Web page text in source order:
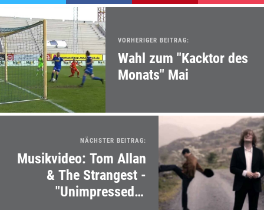
VORHERIGER BEITRAG:
Wahl zum "Kacktor des
Monats" Mai
NÄCHSTER BEITRAG:
Musikvideo: Tom Allan
& The Strangest -
"Unimpressed &